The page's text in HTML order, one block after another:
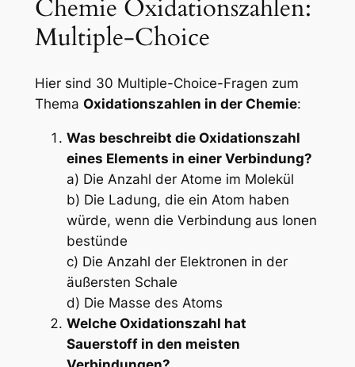
Chemie Oxidationszahlen:
Multiple-Choice
Hier sind 30 Multiple-Choice-Fragen zum
Thema Oxidationszahlen in der Chemie:
Was beschreibt die Oxidationszahl
eines Elements in einer Verbindung?
a) Die Anzahl der Atome im Molekül
b) Die Ladung, die ein Atom haben
würde, wenn die Verbindung aus Ionen
bestünde
c) Die Anzahl der Elektronen in der
äußersten Schale
d) Die Masse des Atoms
Welche Oxidationszahl hat
Sauerstoff in den meisten